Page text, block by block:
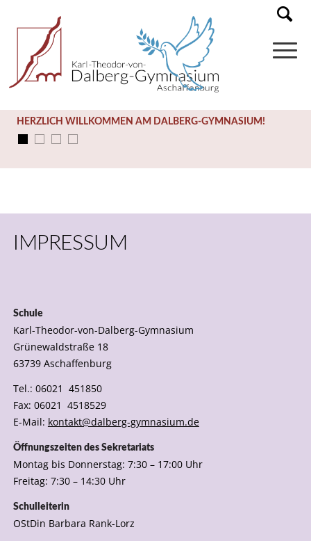
HERZLICH WILLKOMMEN AM DALBERG-GYMNASIUM!
IMPRESSUM
Schule
Karl-Theodor-von-Dalberg-Gymnasium
Grünewaldstraße 18
63739 Aschaffenburg
Tel.: 06021 451850
Fax: 06021 4518529
E-Mail: kontakt@dalberg-gymnasium.de
Öffnungszeiten des Sekretariats
Montag bis Donnerstag: 7:30 – 17:00 Uhr
Freitag: 7:30 – 14:30 Uhr
Schulleiterin
OStDin Barbara Rank-Lorz